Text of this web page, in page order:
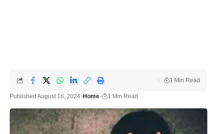
Published August 16, 2024 Home 1 Min Read
1 Min Read